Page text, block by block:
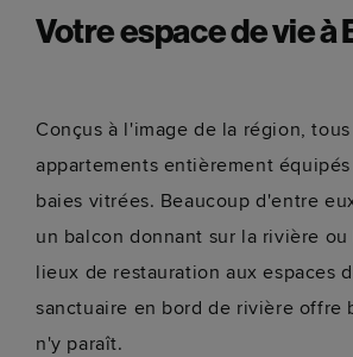
Votre espace de vie à
Conçus à l'image de la région,
appartements entièrement
baies vitrées. Beaucoup d'entre
un balcon donnant sur la rivière
lieux de restauration aux espaces
sanctuaire en bord de rivière offre
n'y paraît.